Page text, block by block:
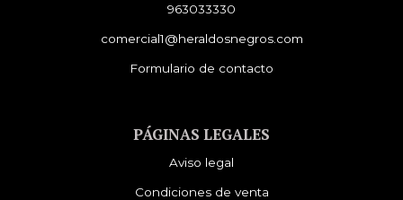
963033330
comercial1@heraldosnegros.com
Formulario de contacto
PÁGINAS LEGALES
Aviso legal
Condiciones de venta